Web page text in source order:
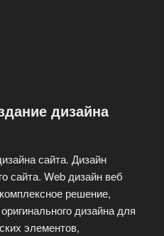
дизайна
сайта. Дизайн
сайта. Web дизайн веб
решение,
дизайна для
элементов,